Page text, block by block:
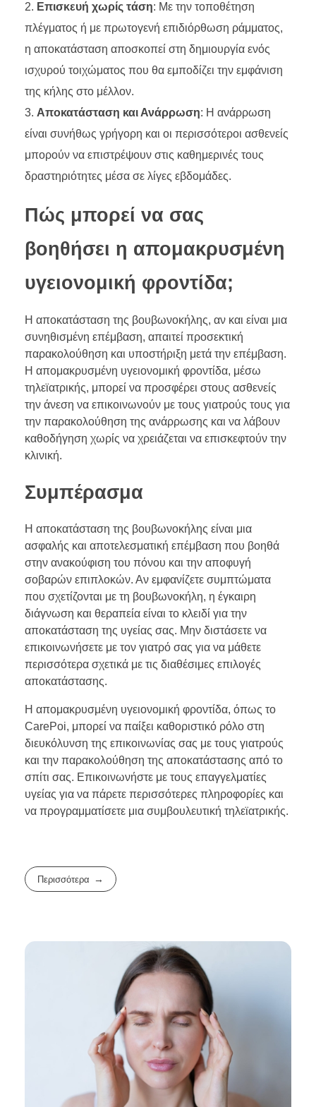
Επισκευή χωρίς τάση: Με την τοποθέτηση
πλέγματος ή με πρωτογενή επιδιόρθωση ράμματος,
η αποκατάσταση αποσκοπεί στη δημιουργία ενός
ισχυρού τοιχώματος που θα εμποδίζει την εμφάνιση
της κήλης στο μέλλον.
Αποκατάσταση και Ανάρρωση: Η ανάρρωση
είναι συνήθως γρήγορη και οι περισσότεροι ασθενείς
μπορούν να επιστρέψουν στις καθημερινές τους
δραστηριότητες μέσα σε λίγες εβδομάδες.
Πώς μπορεί να σας
βοηθήσει η απομακρυσμένη
υγειονομική φροντίδα;
Η αποκατάσταση της βουβωνοκήλης, αν και είναι μια
συνηθισμένη επέμβαση, απαιτεί προσεκτική
παρακολούθηση και υποστήριξη μετά την επέμβαση.
Η απομακρυσμένη υγειονομική φροντίδα, μέσω
τηλεϊατρικής, μπορεί να προσφέρει στους ασθενείς
την άνεση να επικοινωνούν με τους γιατρούς τους για
την παρακολούθηση της ανάρρωσης και να λάβουν
καθοδήγηση χωρίς να χρειάζεται να επισκεφτούν την
κλινική.
Συμπέρασμα
Η αποκατάσταση της βουβωνοκήλης είναι μια
ασφαλής και αποτελεσματική επέμβαση που βοηθά
στην ανακούφιση του πόνου και την αποφυγή
σοβαρών επιπλοκών. Αν εμφανίζετε συμπτώματα
που σχετίζονται με τη βουβωνοκήλη, η έγκαιρη
διάγνωση και θεραπεία είναι το κλειδί για την
αποκατάσταση της υγείας σας. Μην διστάσετε να
επικοινωνήσετε με τον γιατρό σας για να μάθετε
περισσότερα σχετικά με τις διαθέσιμες επιλογές
αποκατάστασης.
Η απομακρυσμένη υγειονομική φροντίδα, όπως το
CarePoi, μπορεί να παίξει καθοριστικό ρόλο στη
διευκόλυνση της επικοινωνίας σας με τους γιατρούς
και την παρακολούθηση της αποκατάστασης από το
σπίτι σας. Επικοινωνήστε με τους επαγγελματίες
υγείας για να πάρετε περισσότερες πληροφορίες και
να προγραμματίσετε μια συμβουλευτική τηλεϊατρικής.
Περισσότερα